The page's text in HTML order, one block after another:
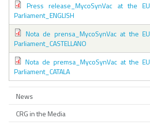
Press release_MycoSynVac at the EU
Parliament_ENGLISH
Nota de prensa_MycoSynVac at the EU
Parliament_CASTELLANO
Nota de premsa_MycoSynVac at the EU
Parliament_CATALA
News
CRG in the Media